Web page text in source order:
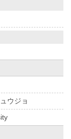
ウジョ